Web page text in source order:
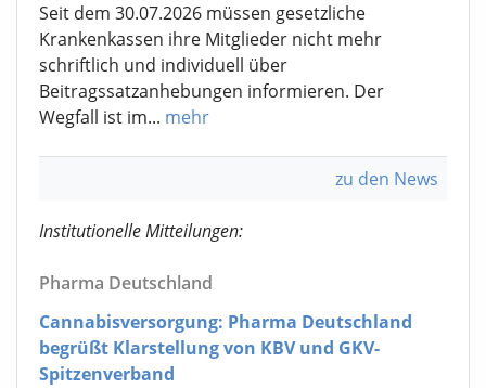
Seit dem 30.07.2026 müssen gesetzliche
Krankenkassen ihre Mitglieder nicht mehr
schriftlich und individuell über
Beitragssatzanhebungen informieren. Der
Wegfall ist im... mehr
zu den News
Institutionelle Mitteilungen:
Pharma Deutschland
Cannabisversorgung: Pharma Deutschland
begrüßt Klarstellung von KBV und GKV-
Spitzenverband